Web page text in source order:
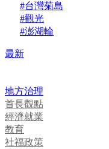
#台灣菊島
#觀光
#澎湖輪
最新
地方治理
首長觀點
經濟就業
教育
社福政策